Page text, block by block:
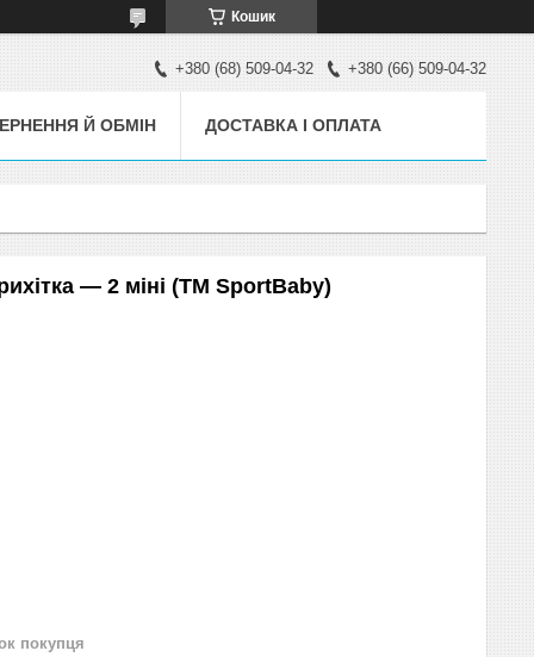
Кошик
+380 (68) 509-04-32 +380 (66) 509-04-32
Й ОБМІН ДОСТАВКА І ОПЛАТА
— 2 міні (ТМ SportBaby)
покупця